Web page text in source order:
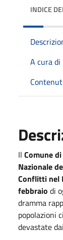
INDICE
A cura di
Il Comune
Nazionale
Conflitti nel
febbraio di
dramma
popolazioni
devastate